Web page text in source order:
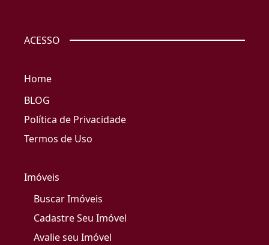
ACESSO
Home
BLOG
Política de Privacidade
Termos de Uso
Imóveis
Buscar Imóveis
Cadastre Seu Imóvel
Avalie seu Imóvel